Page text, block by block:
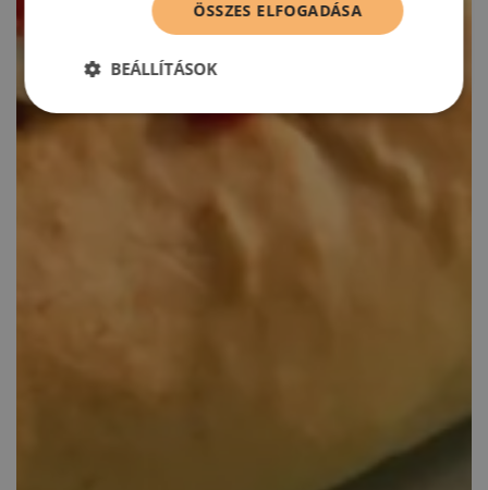
ÖSSZES ELFOGADÁSA
BEÁLLÍTÁSOK